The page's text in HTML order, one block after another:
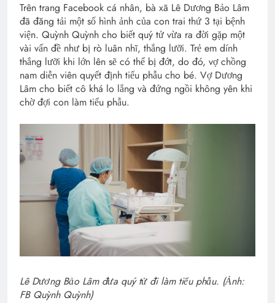
Trên trang Facebook cá nhân, bà xã Lê Dương Bảo Lâm
đã đăng tải một số hình ảnh của con trai thứ 3 tại bệnh
viện. Quỳnh Quỳnh cho biết quý tử vừa ra đời gặp một
vài vấn đề như bị rò luân nhĩ, thắng lưỡi. Trẻ em dính
thắng lưỡi khi lớn lên sẽ có thể bị đớt, do đó, vợ chồng
nam diễn viên quyết định tiểu phẫu cho bé. Vợ Dương
Lâm cho biết cô khá lo lắng và đứng ngồi không yên khi
chờ đợi con làm tiểu phẫu.
Lê Dương Bảo Lâm đưa quý tử đi làm tiểu phẫu. (Ảnh:
FB Quỳnh Quỳnh)